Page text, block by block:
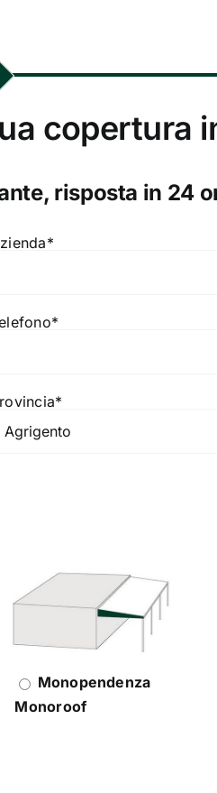
copertura
risposta in 24
Monopendenza
Monoroof